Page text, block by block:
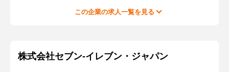
この企業の求人一覧を見る
株式会社セブン-イレブン・ジャパン